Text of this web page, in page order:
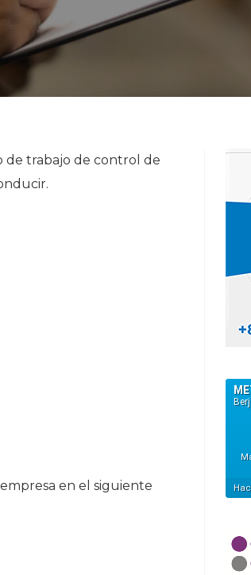
de trabajo de control de
en el siguiente